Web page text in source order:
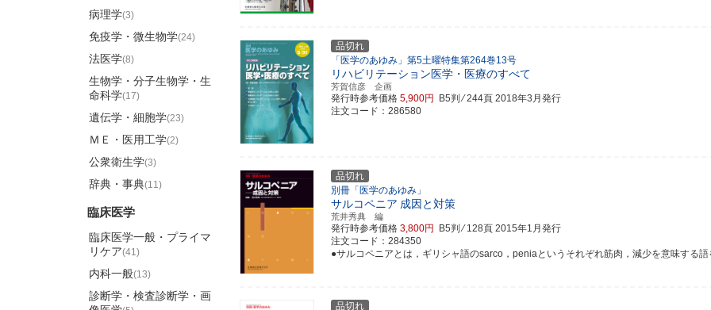
品切れ
「医学のあゆみ」第5土曜特集第264巻13号
リハビリテーション医学・医療のすべて
芳賀信彦 企画
発行時参考価格 5,900円 B5判 ⁄ 244頁 2018年3月発行
注文コード：286580
品切れ
別冊「医学のあゆみ」
サルコペニア 成因と対策
荒井秀典 編
発行時参考価格 3,800円 B5判 ⁄ 128頁 2015年1月発行
注文コード：284350
●サルコペニアとは，ギリシャ語のsarco，peniaというそれぞれ筋肉，減少を意味する語
品切れ
病理学(3)
免疫学・微生物学(24)
法医学(8)
生物学・分子生物学・生
命科学(17)
遺伝学・細胞学(23)
ＭＥ・医用工学(2)
公衆衛生学(3)
辞典・事典(11)
臨床医学
臨床医学一般・プライマ
リケア(41)
内科一般(13)
診断学・検査診断学・画